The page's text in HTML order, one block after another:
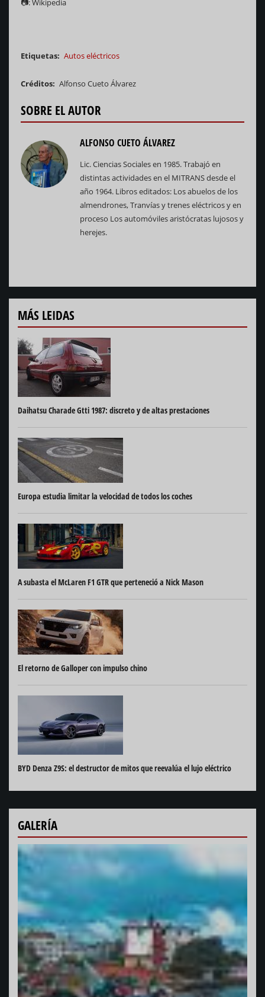
📷: Wikipedia
Etiquetas Autos eléctricos
Créditos Alfonso Cueto Álvarez
SOBRE EL AUTOR
ALFONSO CUETO ÁLVAREZ
Lic. Ciencias Sociales en 1985. Trabajó en
distintas actividades en el MITRANS desde el
año 1964. Libros editados: Los abuelos de los
almendrones, Tranvías y trenes eléctricos y en
proceso Los automóviles aristócratas lujosos y
herejes.
MÁS LEIDAS
Daihatsu Charade Gtti 1987: discreto y de altas prestaciones
Europa estudia limitar la velocidad de todos los coches
A subasta el McLaren F1 GTR que perteneció a Nick Mason
El retorno de Galloper con impulso chino
BYD Denza Z9S: el destructor de mitos que reevalúa el lujo eléctrico
GALERÍA